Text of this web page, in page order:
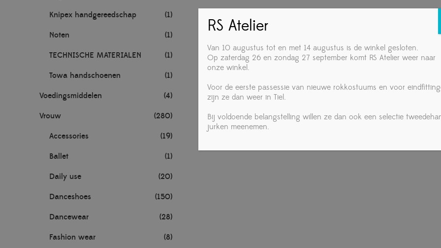
Knipex handgereedschap (1)
Noten (1)
TECHNISCHE MATERIALEN (1)
Towa handschoenen (1)
Voedingsmiddelen (4)
Vrouw (280)
Accessories (19)
Ballet (1)
Daily use (20)
Danceshoes (150)
Dancewear (28)
Fashion wear (8)
RS Atelier
Van 10 augustus tot en met 14 augustus is de winkel gesloten.
Op zaterdag 26 en zondag 27 september komt RS Atelier weer naar
onze winkel.
Voor de eerste passessie van nieuwe rokkostuums en voor
zijn ze dan weer in Tiel.
Bij voldoende belangstelling willen ze dan ook een selectie
jurken meenemen.